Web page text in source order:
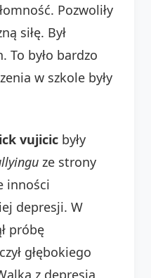
Pozwoliły
siłę. Był
To było bardzo
w szkole były
vujicic były
ze strony
inności
depresji. W
próbę
głębokiego
z depresją